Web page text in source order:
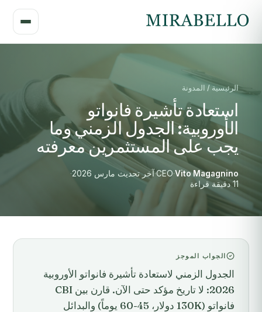
الرئيسية / المدونة
استعادة تأشيرة فانواتو
الأوروبية: الجدول الزمني وما
يجب على المستثمرين معرفته
Vito Magagnino
·
CEO
·آخر تحديث مارس 2026
·
11 دقيقة قراءة
الجواب الموجز
الجدول الزمني لاستعادة تأشيرة فانواتو الأوروبية
2026: لا تاريخ مؤكد حتى الآن. قارن بين CBI
فانواتو (130K دولار، 45-60 يوماً) والبدائل